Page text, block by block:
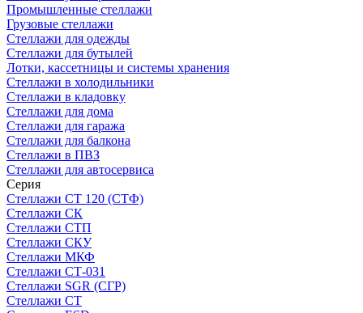
Промышленные стеллажи
Грузовые стеллажи
Стеллажи для одежды
Стеллажи для бутылей
Лотки, кассетницы и системы хранения
Стеллажи в холодильники
Стеллажи в кладовку
Стеллажи для дома
Стеллажи для гаража
Стеллажи для балкона
Стеллажи в ПВЗ
Стеллажи для автосервиса
Серия
Стеллажи СТ 120 (СТФ)
Стеллажи СК
Стеллажи СТП
Стеллажи СКУ
Стеллажи МКФ
Стеллажи СТ-031
Стеллажи SGR (СГР)
Стеллажи СТ